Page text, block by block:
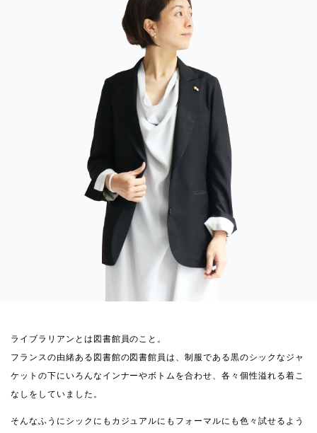
ライブラリアンとは図書館員のこと。
フランスの由緒ある図書館の図書館員は、制服である黒のシックなジャ
ケットの下にいろんなインナーやボトムを合わせ、各々個性溢れる着こ
なしをしていました。
そんなふうにシックにもカジュアルにもフォーマルにも色々試せるよう